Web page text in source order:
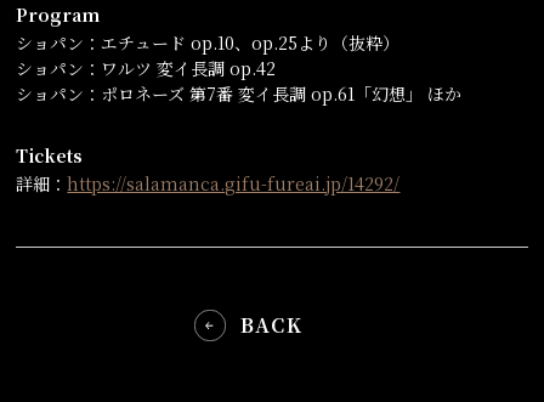
日本語 ENG
Program
ショパン：エチュード op.10、op.25より（抜粋）
ショパン：ワルツ 変イ長調 op.42
ショパン：ポロネーズ 第7番 変イ長調 op.61「幻想」 ほか
Tickets
詳細：https://salamanca.gifu-fureai.jp/14292/
BACK